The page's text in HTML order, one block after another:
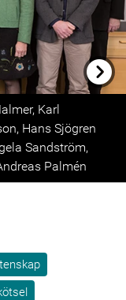
Karl
Hans Sjögren
Sandström,
Palmén